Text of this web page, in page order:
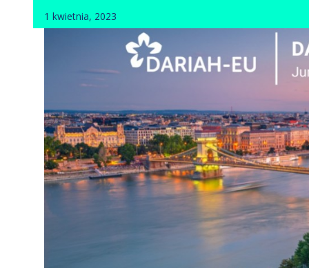
1 kwietnia, 2023